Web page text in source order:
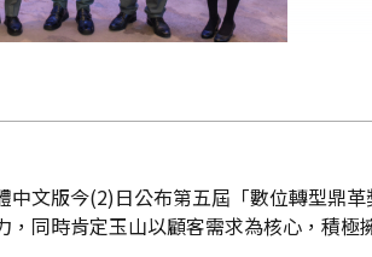
中文版今(2)日公布第五屆「數位轉型鼎
，同時肯定玉山以顧客需求為核心，積